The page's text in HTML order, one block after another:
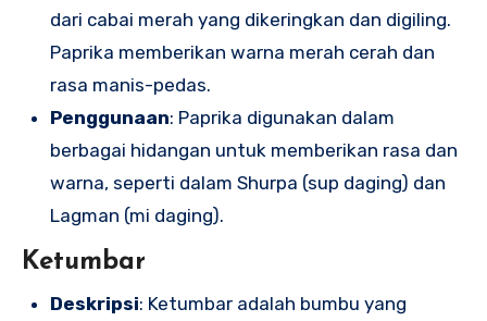
dari cabai merah yang dikeringkan dan digiling.
Paprika memberikan warna merah cerah dan
rasa manis-pedas.
Penggunaan: Paprika digunakan dalam
berbagai hidangan untuk memberikan rasa dan
warna, seperti dalam Shurpa (sup daging) dan
Lagman (mi daging).
Ketumbar
Deskripsi: Ketumbar adalah bumbu yang